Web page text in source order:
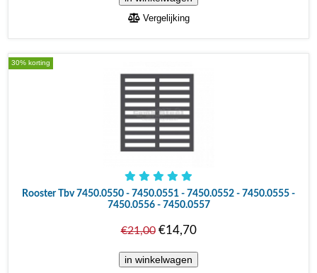
Vergelijking
30% korting
Rooster Tbv 7450.0550 - 7450.0551 - 7450.0552 - 7450.0555 -
7450.0556 - 7450.0557
€21,00€14,70